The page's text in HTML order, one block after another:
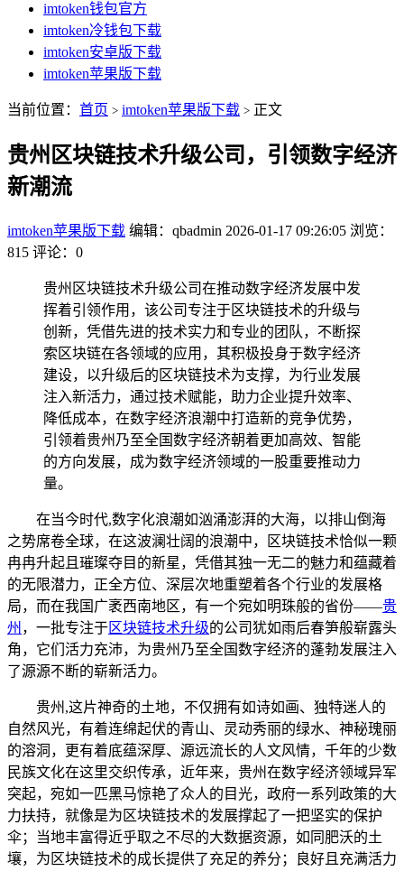
imtoken钱包官方
imtoken冷钱包下载
imtoken安卓版下载
imtoken苹果版下载
当前位置： 首页 > imtoken苹果版下载 > 正文
贵州区块链技术升级公司，引领数字经济
新潮流
imtoken苹果版下载 编辑：qbadmin 2026-01-17 09:26:05 浏览：
815 评论：0
贵州区块链技术升级公司在推动数字经济发展中发
挥着引领作用，该公司专注于区块链技术的升级与
创新，凭借先进的技术实力和专业的团队，不断探
索区块链在各领域的应用，其积极投身于数字经济
建设，以升级后的区块链技术为支撑，为行业发展
注入新活力，通过技术赋能，助力企业提升效率、
降低成本，在数字经济浪潮中打造新的竞争优势，
引领着贵州乃至全国数字经济朝着更加高效、智能
的方向发展，成为数字经济领域的一股重要推动力
量。
在当今时代,数字化浪潮如汹涌澎湃的大海，以排山倒海
之势席卷全球，在这波澜壮阔的浪潮中，区块链技术恰似一颗
冉冉升起且璀璨夺目的新星，凭借其独一无二的魅力和蕴藏着
的无限潜力，正全方位、深层次地重塑着各个行业的发展格
局，而在我国广袤西南地区，有一个宛如明珠般的省份——贵
州 ，一批专注于区块链技术升级的公司犹如雨后春笋般崭露头
角，它们活力充沛，为贵州乃至全国数字经济的蓬勃发展注入
了源源不断的崭新活力。
贵州,这片神奇的土地，不仅拥有如诗如画、独特迷人的
自然风光，有着连绵起伏的青山、灵动秀丽的绿水、神秘瑰丽
的溶洞，更有着底蕴深厚、源远流长的人文风情，千年的少数
民族文化在这里交织传承，近年来，贵州在数字经济领域异军
突起，宛如一匹黑马惊艳了众人的目光，政府一系列政策的大
力扶持，就像是为区块链技术的发展撑起了一把坚实的保护
伞；当地丰富得近乎取之不尽的大数据资源，如同肥沃的土
壤，为区块链技术的成长提供了充足的养分；良好且充满活力